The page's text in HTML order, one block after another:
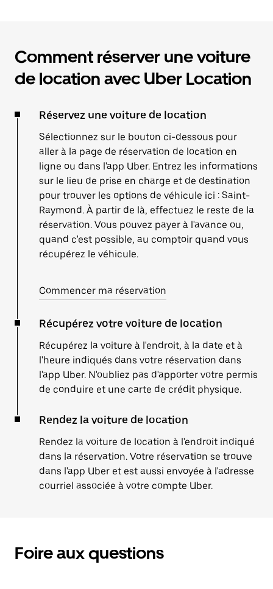
Comment réserver une voiture
de location avec Uber Location
Réservez une voiture de location
Sélectionnez sur le bouton ci-dessous pour
aller à la page de réservation de location en
ligne ou dans l'app Uber. Entrez les informations
sur le lieu de prise en charge et de destination
pour trouver les options de véhicule ici : Saint-
Raymond. À partir de là, effectuez le reste de la
réservation. Vous pouvez payer à l'avance ou,
quand c'est possible, au comptoir quand vous
récupérez le véhicule.
Commencer ma réservation
Récupérez votre voiture de location
Récupérez la voiture à l'endroit, à la date et à
l'heure indiqués dans votre réservation dans
l'app Uber. N'oubliez pas d'apporter votre permis
de conduire et une carte de crédit physique.
Rendez la voiture de location
Rendez la voiture de location à l'endroit indiqué
dans la réservation. Votre réservation se trouve
dans l'app Uber et est aussi envoyée à l'adresse
courriel associée à votre compte Uber.
Foire aux questions